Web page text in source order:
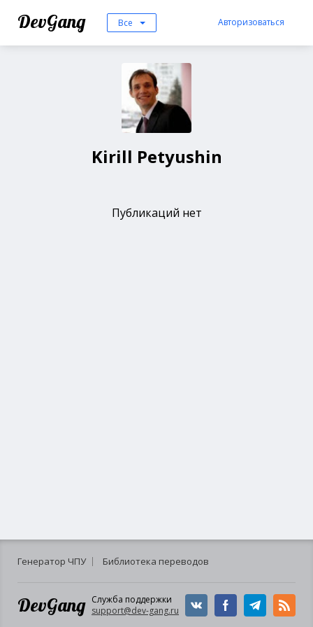
DevGang Все Авторизоваться
Kirill Petyushin
Публикаций нет
Генератор ЧПУ Библиотека переводов
DevGang Служба поддержки
support@dev-gang.ru